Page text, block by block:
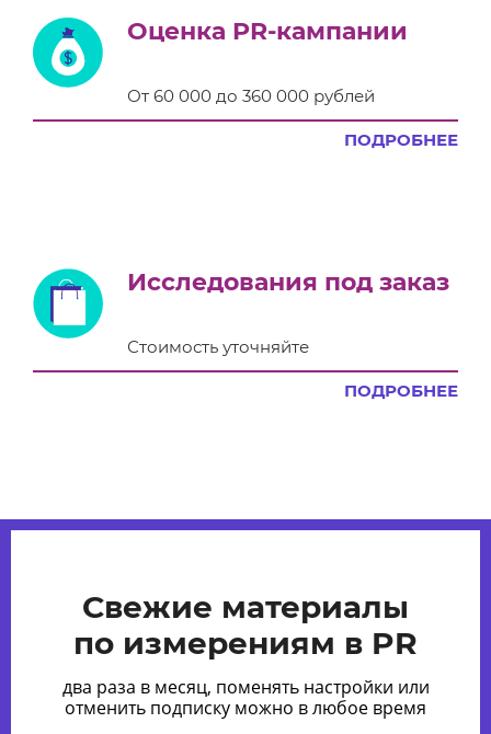
Оценка PR-кампании
От 60 000 до 360 000 рублей
ПОДРОБНЕЕ
Исследования под заказ
Стоимость уточняйте
ПОДРОБНЕЕ
Свежие материалы
по измерениям в PR
два раза в месяц, поменять настройки или
отменить подписку можно в любое время